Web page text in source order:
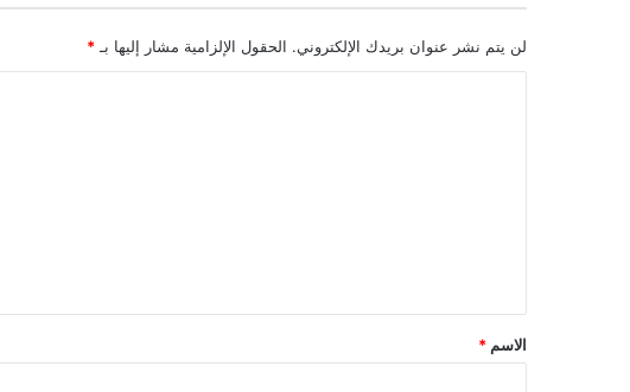
لن يتم نشر عنوان بريدك الإلكتروني. الحقول الإلزامية مشار إليها بـ *
*
الاسم *